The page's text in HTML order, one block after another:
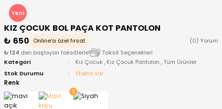
Yeni
KIZ ÇOCUK BOL PAÇA KOT PANTOLON
₺ 650
Online'a özel fırsat
(0) Yorum
₺ 124 den başlayan taksitlerle!
Taksit Seçenekleri
Kategori
Kız Çocuk , Kız Çocuk Pantolon ,Tüm Ürünler
Stok Durumu
Stokta var
Renk
Giyim
Bere ve Eldiven
Body
Body
ve Patik
Çıkışı ve Zıbın Seti